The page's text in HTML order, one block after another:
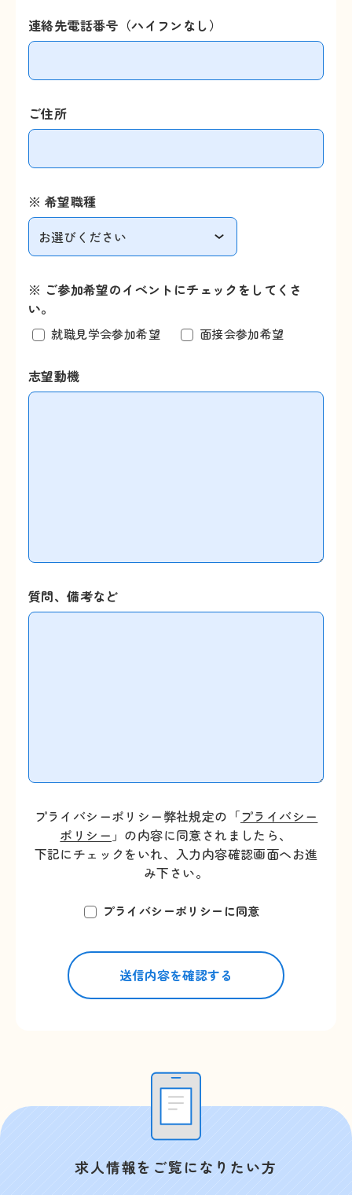
連絡先電話番号（ハイフンなし）
ご住所
※ 希望職種
※ ご参加希望のイベントにチェックをしてくさ
い。
就職見学会参加希望 面接会参加希望
志望動機
質問、備考など
プライバシーポリシー弊社規定の「プライバシー
ポリシー 」の内容に同意されましたら、
下記にチェックをいれ、入力内容確認画面へお進
み下さい。
プライバシーポリシーに同意
送信内容を確認する
求人情報をご覧になりたい方